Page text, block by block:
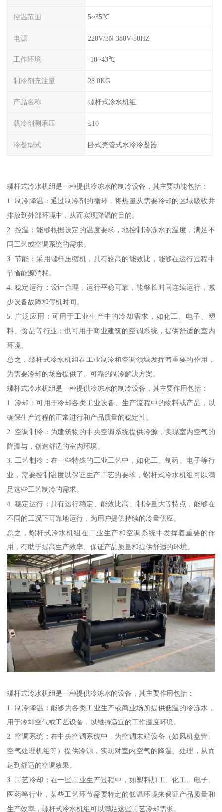
控温范围 5~35℃
电源 220V/3N-380V-50HZ
工作环境 -10~43℃
制冷剂充注量 28.0KG
产品名称 螺杆式冷水机组
载冷剂测承压 ≤10
冷凝型式 卧式壳管式水冷冷凝器
螺杆式冷水机组是一种提供冷冻水的制冷设备，其主要功能包括：
1. 制冷降温：通过制冷剂的循环，将热量从需要冷却的区域吸收并
排放到外部环境中，从而实现降温的目的。
2. 控温：能够根据设定的温度要求，地控制冷冻水的温度，满足不
同工艺或空调系统的需求。
3. 节能：采用螺杆压缩机，具有较高的能效比，能够在运行过程中
节省能源消耗。
4. 稳定运行：设计合理，运行平稳可靠，能够长时间连续运行，减
少设备故障和停机时间。
5. 广泛应用：可用于工业生产中的冷却需求，如化工、电子、塑
料、食品等行业；也可用于商业建筑的空调系统，提供舒适的室内
环境。
总之，螺杆式冷水机组在工业制冷和空调领域发挥着重要的作用，
为需要冷却的场合提供了、可靠的制冷解决方案。
螺杆式冷水机组是一种提供冷冻水的制冷设备，其主要作用包括：
1. 冷却：可用于冷却各类工业设备、生产流程中的物料或产品，以
确保生产过程的正常进行和产品质量的稳定性。
2. 空调制冷：为建筑物的中央空调系统提供冷源，实现室内空气的
降温与，创造舒适的室内环境。
3. 工艺制冷：在一些特殊的工业工艺中，如化工、制药、电子等行
业，需要控制温度以保证生产工艺的要求，螺杆式冷水机组可以满
足这些工艺制冷的需求。
4. 稳定运行：具有运行稳定、能效比高、制冷量大等特点，能够在
不同的工况下可靠地运行，为用户提供持续的冷量供应。
总之，螺杆式冷水机组在工业生产和空调系统中发挥着重要的作
用，有助于提高生产效率、保证产品质量和提供舒适的环境。
螺杆式冷水机组是一种提供冷冻水的设备，其主要作用包括：
1. 制冷降温：能够为各类工业生产或商业场所提供低温的冷冻水，
用于冷却空气或工艺设备，以维持适宜的工作温度环境。
2. 空调系统：在中央空调系统中，为空调末端设备（如风机盘管、
空气处理机组等）提供冷源，实现对室内空气的降温、处理，从而
达到舒适的空调效果。
3. 工艺冷却：在一些工业生产过程中，如塑料加工、化工、电子、
医药等行业，某些工艺环节需要特定的低温环境来保证产品质量和
生产效率，螺杆式冷水机组可以满足这些工艺冷却需求。